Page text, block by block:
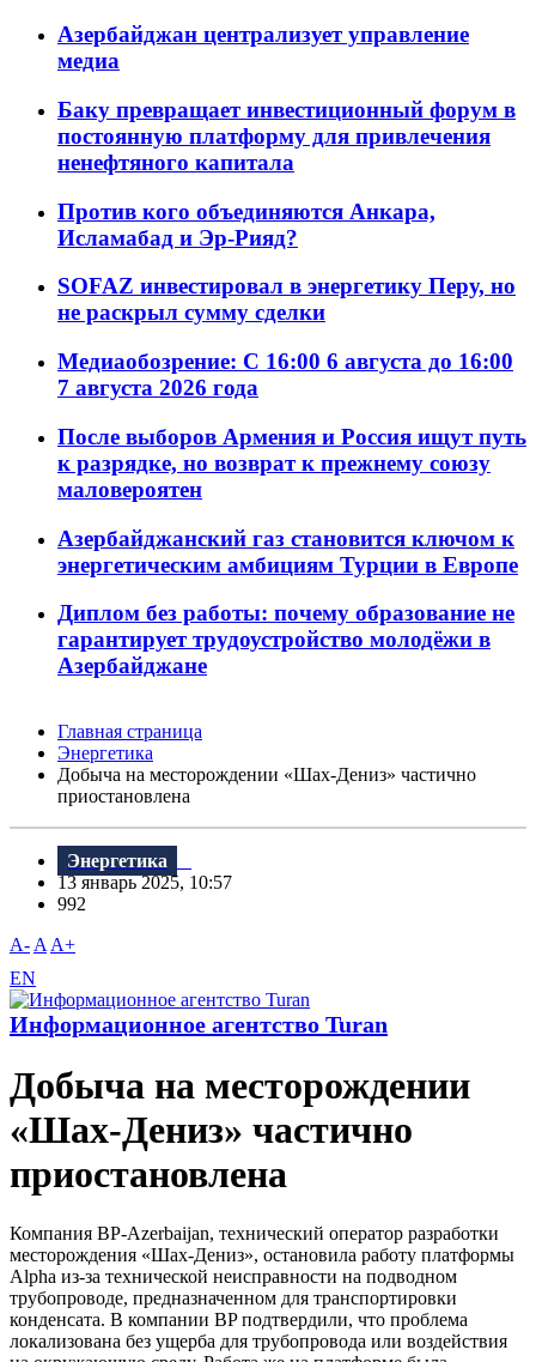
Азербайджан централизует управление
медиа
Баку превращает инвестиционный форум в
постоянную платформу для привлечения
ненефтяного капитала
Против кого объединяются Анкара,
Исламабад и Эр-Рияд?
SOFAZ инвестировал в энергетику Перу, но
не раскрыл сумму сделки
Медиаобозрение: С 16:00 6 августа до 16:00
7 августа 2026 года
После выборов Армения и Россия ищут путь
к разрядке, но возврат к прежнему союзу
маловероятен
Азербайджанский газ становится ключом к
энергетическим амбициям Турции в Европе
Диплом без работы: почему образование не
гарантирует трудоустройство молодёжи в
Азербайджане
Главная страница
Энергетика
Добыча на месторождении «Шах-Дениз» частично
приостановлена
Энергетика
13 январь 2025, 10:57
992
A- A A+
EN
Информационное агентство Turan
Добыча на месторождении
«Шах-Дениз» частично
приостановлена
Компания BP-Azerbaijan, технический оператор разработки
месторождения «Шах-Дениз», остановила работу платформы
Alpha из-за технической неисправности на подводном
трубопроводе, предназначенном для транспортировки
конденсата. В компании BP подтвердили, что проблема
локализована без ущерба для трубопровода или воздействия